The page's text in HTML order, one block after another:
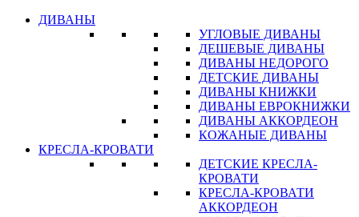
ДИВАНЫ
УГЛОВЫЕ ДИВАНЫ
ДЕШЕВЫЕ ДИВАНЫ
ДИВАНЫ НЕДОРОГО
ДЕТСКИЕ ДИВАНЫ
ДИВАНЫ КНИЖКИ
ДИВАНЫ ЕВРОКНИЖКИ
ДИВАНЫ АККОРДЕОН
КОЖАНЫЕ ДИВАНЫ
КРЕСЛА-КРОВАТИ
ДЕТСКИЕ КРЕСЛА-
КРОВАТИ
КРЕСЛА-КРОВАТИ
АККОРДЕОН